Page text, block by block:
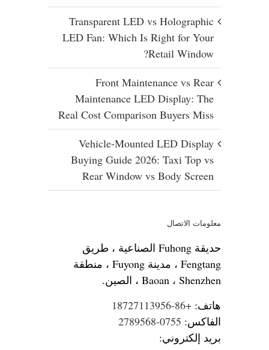
Transparent LED vs Holographic
LED Fan: Which Is Right for Your
Retail Window?
Front Maintenance vs Rear
Maintenance LED Display: The
Real Cost Comparison Buyers Miss
Vehicle-Mounted LED Display
Buying Guide 2026: Taxi Top vs
Rear Window vs Body Screen
معلومات الاتصال
حديقة Fuhong الصناعية ، طريق
Fengtang ، مدينة Fuyong ، منطقة
Baoan ، Shenzhen ، الصين.
هاتف: +86-18727113956
الفاكس: 0755-2789568
بريد إلكتروني: